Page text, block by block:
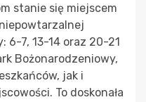
stanie się miejscem
6-7, 13-14 oraz 20-21
Bożonarodzeniowy,
jak i
To doskonała